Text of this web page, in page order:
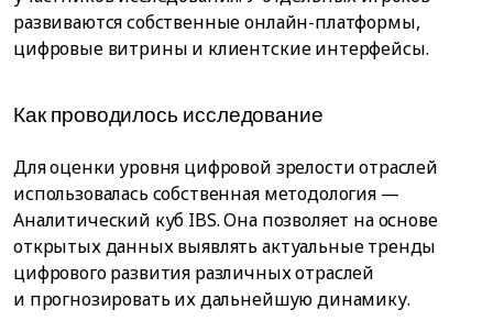
развиваются собственные онлайн-платформы,
цифровые витрины и клиентские интерфейсы.
Как проводилось исследование
Для оценки уровня цифровой зрелости отраслей
использовалась собственная методология —
Аналитический куб IBS. Она позволяет на основе
открытых данных выявлять актуальные тренды
цифрового развития различных отраслей
и прогнозировать их дальнейшую динамику.